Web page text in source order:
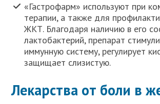
«Гастрофарм» используют при
терапии, а также для
ЖКТ. Благодаря наличию в его
лактобактерий, препарат
иммунную систему, регулирует
защищает слизистую.
Лекарства от боли в